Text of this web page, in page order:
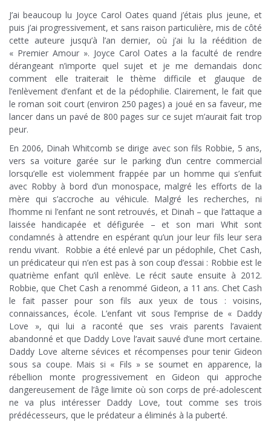
J’ai beaucoup lu Joyce Carol Oates quand j’étais plus jeune, et
puis j’ai progressivement, et sans raison particulière, mis de côté
cette auteure jusqu’à l’an dernier, où j’ai lu la réédition de
« Premier Amour ». Joyce Carol Oates a la faculté de rendre
dérangeant n’importe quel sujet et je me demandais donc
comment elle traiterait le thème difficile et glauque de
l’enlèvement d’enfant et de la pédophilie. Clairement, le fait que
le roman soit court (environ 250 pages) a joué en sa faveur, me
lancer dans un pavé de 800 pages sur ce sujet m’aurait fait trop
peur.
En 2006, Dinah Whitcomb se dirige avec son fils Robbie, 5 ans,
vers sa voiture garée sur le parking d’un centre commercial
lorsqu’elle est violemment frappée par un homme qui s’enfuit
avec Robby à bord d’un monospace, malgré les efforts de la
mère qui s’accroche au véhicule. Malgré les recherches, ni
l’homme ni l’enfant ne sont retrouvés, et Dinah – que l’attaque a
laissée handicapée et défigurée – et son mari Whit sont
condamnés à attendre en espérant qu’un jour leur fils leur sera
rendu vivant. Robbie a été enlevé par un pédophile, Chet Cash,
un prédicateur qui n’en est pas à son coup d’essai : Robbie est le
quatrième enfant qu’il enlève. Le récit saute ensuite à 2012.
Robbie, que Chet Cash a renommé Gideon, a 11 ans. Chet Cash
le fait passer pour son fils aux yeux de tous : voisins,
connaissances, école. L’enfant vit sous l’emprise de « Daddy
Love », qui lui a raconté que ses vrais parents l’avaient
abandonné et que Daddy Love l’avait sauvé d’une mort certaine.
Daddy Love alterne sévices et récompenses pour tenir Gideon
sous sa coupe. Mais si « Fils » se soumet en apparence, la
rébellion monte progressivement en Gideon qui approche
dangereusement de l’âge limite où son corps de pré-adolescent
ne va plus intéresser Daddy Love, tout comme ses trois
prédécesseurs, que le prédateur a éliminés à la puberté.